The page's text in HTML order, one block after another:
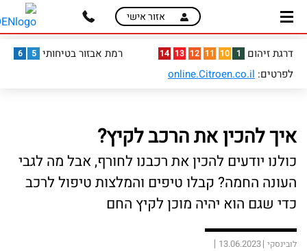
skip
content
skip
menu
אזור אישי
דרגת זיהום 1
10
11
12
13
14 רמת אבזור בטיחותי 5
6
לפרטים: online.Citroen.co.il
איך להכין את הרכב לקיץ?
כולנו יודעים להכין את רכבנו לחורף, אבל מה לגבי
העונה החמה? קבלו טיפים והמלצות טיפול לרכב
כדי שגם הוא יהיה מוכן לקיץ החם
לובינסקי 13.06.2023